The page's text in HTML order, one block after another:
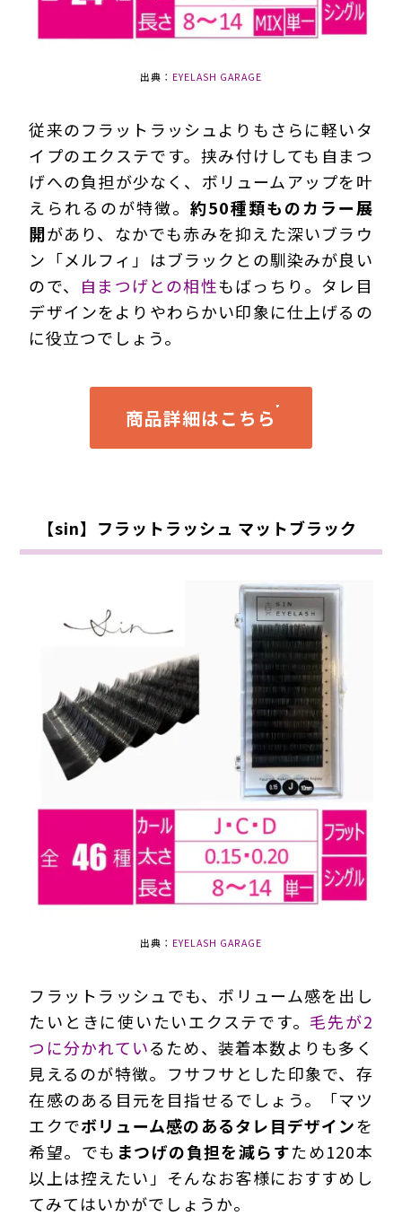
出典： EYELASH GARAGE
従来のフラットラッシュよりもさらに軽いタ
イプのエクステです。挟み付けしても自まつ
げへの負担が少なく、ボリュームアップを叶
えられるのが特徴。 約50種類ものカラー展
開があり、なかでも赤みを抑えた深いブラウ
ン「メルフィ」はブラックとの馴染みが良い
ので、
自まつげとの相性もばっちり。タレ目
デザインをよりやわらかい印象に仕上げるの
に役立つでしょう。
商品詳細はこちら
【sin】フラットラッシュ マットブラック
出典： EYELASH GARAGE
フラットラッシュでも、ボリューム感を出し
たいときに使いたいエクステです。 毛先が2
つに分かれているため、装着本数よりも多く
見えるのが特徴。フサフサとした印象で、存
在感のある目元を目指せるでしょう。「マツ
エクでボリューム感のあるタレ目デザインを
希望。でも まつげの負担を減らすため120本
以上は控えたい」そんなお客様におすすめし
てみてはいかがでしょうか。